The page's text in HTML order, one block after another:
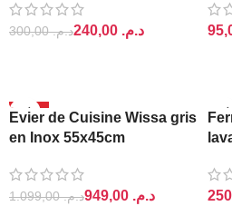
د.م.300,00 د.م.
-14%
Evier de Cuisine Wissa gris
en Inox 55x45cm
د.م.1.099,00 د.م.